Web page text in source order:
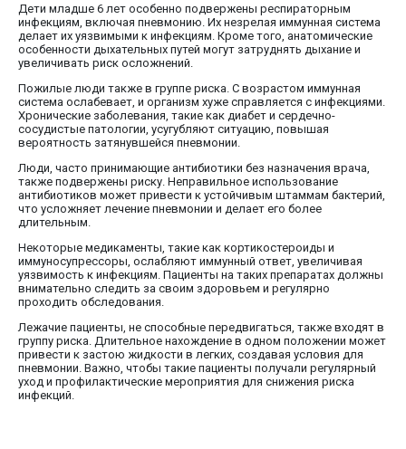
Дети младше 6 лет особенно подвержены респираторным
инфекциям, включая пневмонию. Их незрелая иммунная система
делает их уязвимыми к инфекциям. Кроме того, анатомические
особенности дыхательных путей могут затруднять дыхание и
увеличивать риск осложнений.
Пожилые люди также в группе риска. С возрастом иммунная
система ослабевает, и организм хуже справляется с инфекциями.
Хронические заболевания, такие как диабет и сердечно-
сосудистые патологии, усугубляют ситуацию, повышая
вероятность затянувшейся пневмонии.
Люди, часто принимающие антибиотики без назначения врача,
также подвержены риску. Неправильное использование
антибиотиков может привести к устойчивым штаммам бактерий,
что усложняет лечение пневмонии и делает его более
длительным.
Некоторые медикаменты, такие как кортикостероиды и
иммуносупрессоры, ослабляют иммунный ответ, увеличивая
уязвимость к инфекциям. Пациенты на таких препаратах должны
внимательно следить за своим здоровьем и регулярно
проходить обследования.
Лежачие пациенты, не способные передвигаться, также входят в
группу риска. Длительное нахождение в одном положении может
привести к застою жидкости в легких, создавая условия для
пневмонии. Важно, чтобы такие пациенты получали регулярный
уход и профилактические мероприятия для снижения риска
инфекций.